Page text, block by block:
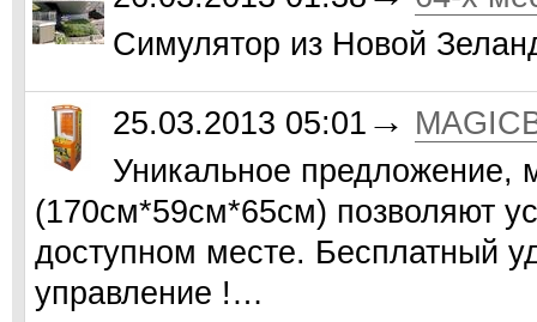
Симулятор из Новой
25.03.2013 05:01 →
Уникальное предложение,
(170см*59см*65см) позволяют
доступном месте. Бесплатный
управление !…